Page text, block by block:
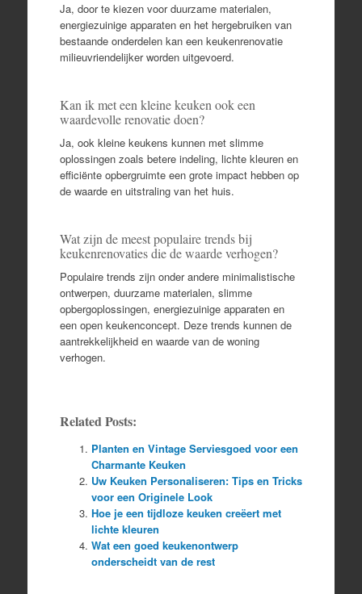
Ja, door te kiezen voor duurzame materialen,
energiezuinige apparaten en het hergebruiken van
bestaande onderdelen kan een keukenrenovatie
milieuvriendelijker worden uitgevoerd.
Kan ik met een kleine keuken ook een
waardevolle renovatie doen?
Ja, ook kleine keukens kunnen met slimme
oplossingen zoals betere indeling, lichte kleuren en
efficiënte opbergruimte een grote impact hebben op
de waarde en uitstraling van het huis.
Wat zijn de meest populaire trends bij
keukenrenovaties die de waarde verhogen?
Populaire trends zijn onder andere minimalistische
ontwerpen, duurzame materialen, slimme
opbergoplossingen, energiezuinige apparaten en
een open keukenconcept. Deze trends kunnen de
aantrekkelijkheid en waarde van de woning
verhogen.
Related Posts:
Planten en Vintage Serviesgoed voor een
Charmante Keuken
Uw Keuken Personaliseren: Tips en Tricks
voor een Originele Look
Hoe je een tijdloze keuken creëert met
lichte kleuren
Wat een goed keukenontwerp
onderscheidt van de rest